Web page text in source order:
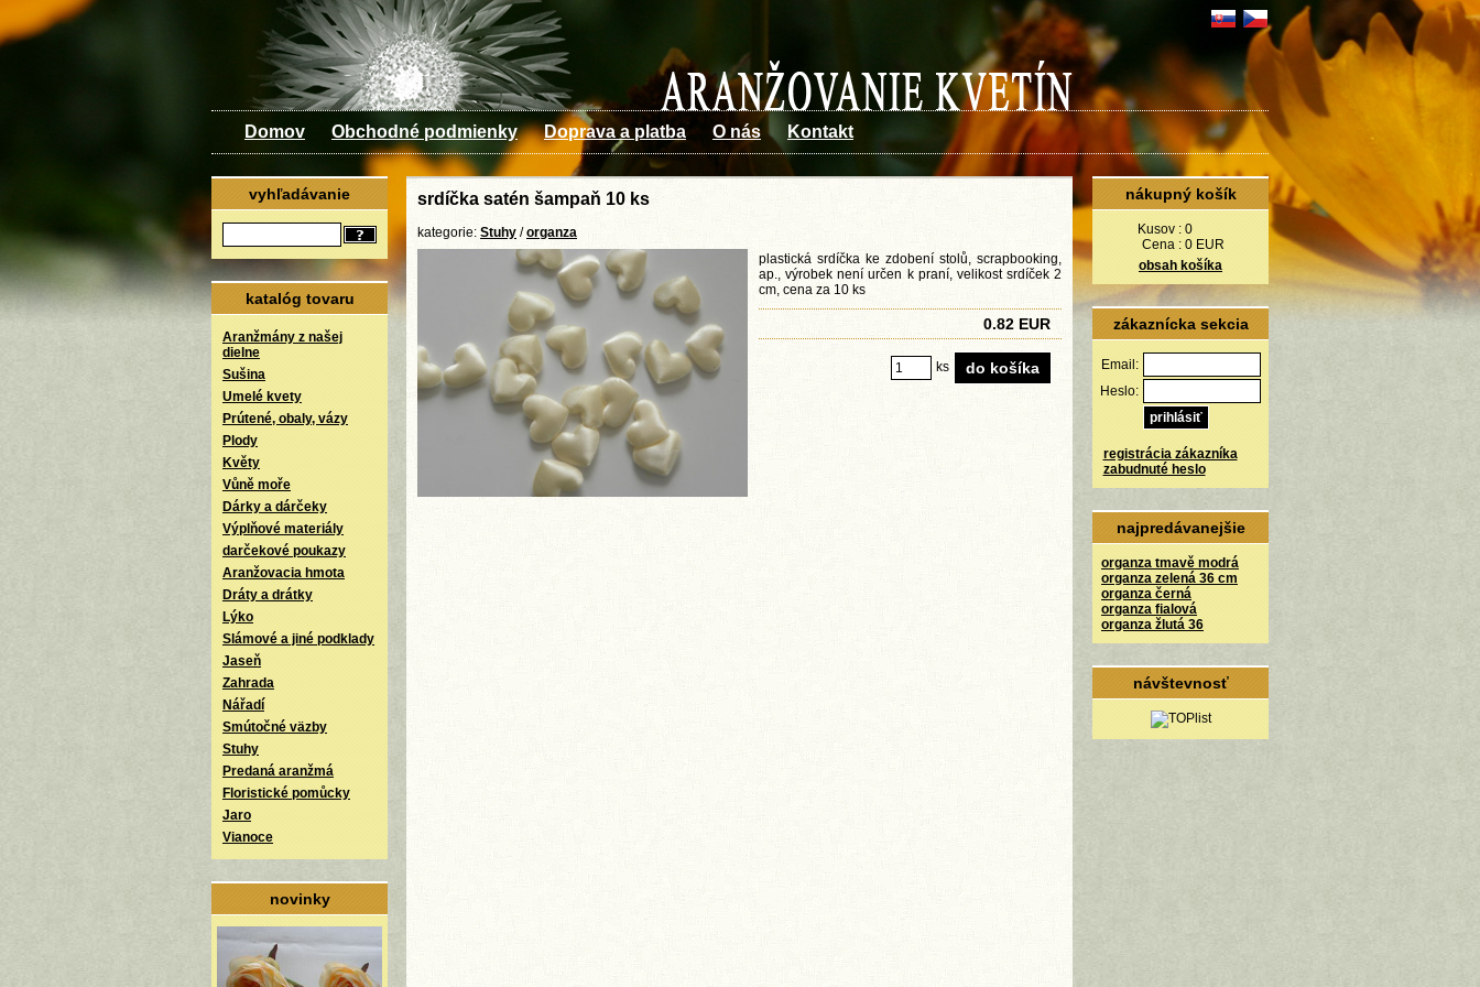
Domov Obchodné podmienky Doprava a platba O nás Kontakt
vyhľadávanie
katalóg tovaru
Aranžmány z našej
dielne
Sušina
Umelé kvety
Prútené, obaly, vázy
Plody
Květy
Vůně moře
Dárky a dárčeky
Výplňové materiály
darčekové poukazy
Aranžovacia hmota
Dráty a drátky
Lýko
Slámové a jiné podklady
Jaseň
Zahrada
Nářadí
Smútočné väzby
Stuhy
Predaná aranžmá
Floristické pomůcky
Jaro
Vianoce
novinky
nákupný košík
Kusov : 0
Cena : 0 EUR
obsah košíka
zákaznícka sekcia
Email:
Heslo:
registrácia zákazníka
zabudnuté heslo
najpredávanejšie
organza tmavě modrá
organza zelená 36 cm
organza černá
organza fialová
organza žlutá 36
návštevnosť
srdíčka satén šampaň 10 ks
kategorie: Stuhy /organza
plastická srdíčka ke zdobení stolů, scrapbooking,
ap., výrobek není určen k praní, velikost srdíček 2
cm, cena za 10 ks
0.82 EUR
ks